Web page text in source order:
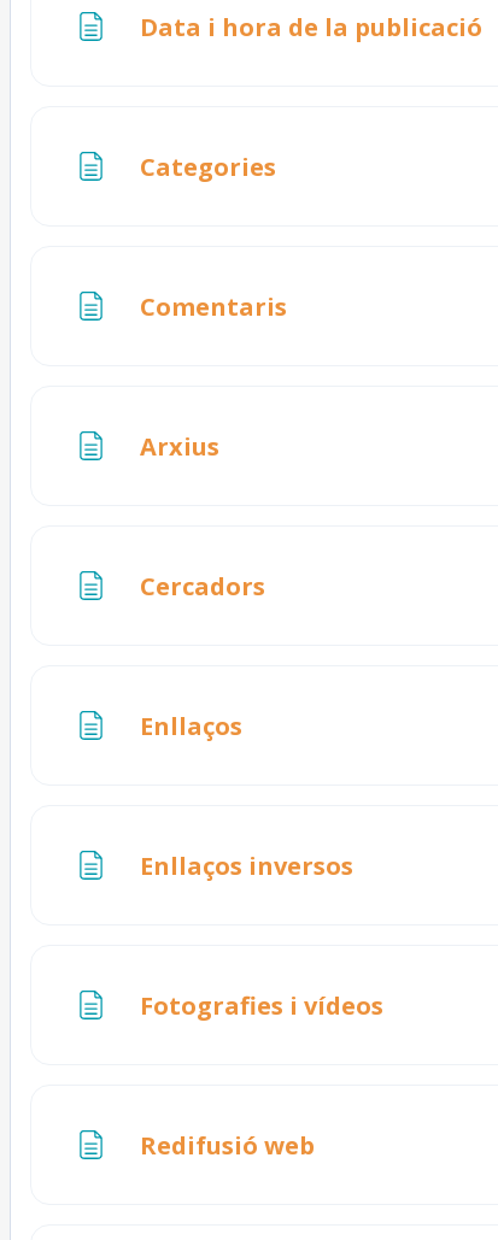
Data i hora de la publicació
Categories
Comentaris
Arxius
Cercadors
Enllaços
Enllaços inversos
Fotografies i vídeos
Redifusió web